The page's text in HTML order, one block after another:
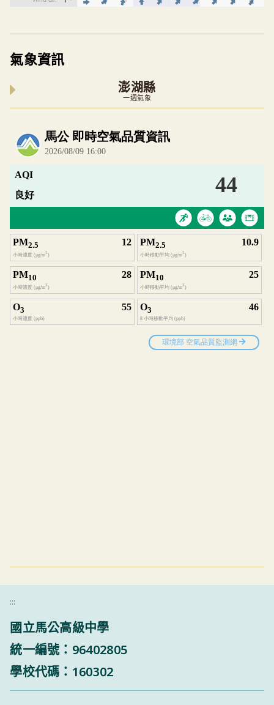
氣象資訊
澎湖縣
一週氣象
內嵌空氣品質小工具為視覺預覽，完整即時空
:::
國立馬公高級中學
統一編號：96402805
學校代碼：160302